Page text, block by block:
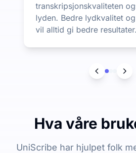
transkripsjonskvaliteten
lyden. Bedre lydkvalitet
vil alltid gi bedre resultater.
Hva våre
UniScribe har hjulpet folk